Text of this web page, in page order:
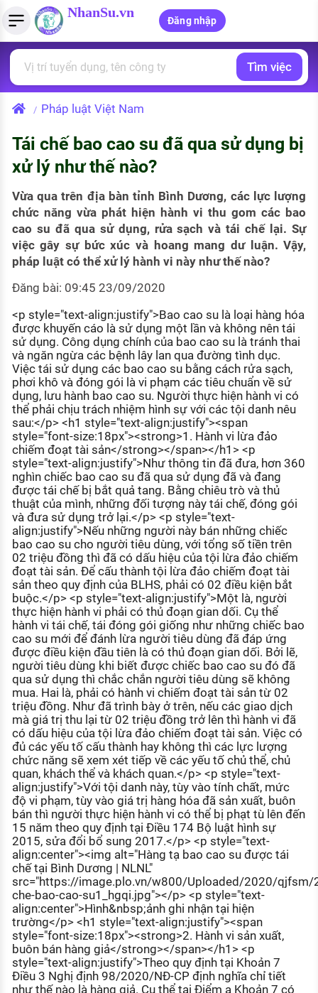
NhanSu.vn
Đăng nhập
Tìm việc làm
Việc làm ngành luật
Việc làm lương cao
Việc làm tốt nhất
CÔNG TY
Danh sách nhà tuyển dụng
Nhà tuyển dụng hàng đầu
Quản lý CV
Tải CV lên
Tạo CV trực tuyến
Mẫu CV đơn giản
Mẫu CV hiện đại
Tính lương Gross - Net
Tính thuế thu nhập cá nhân
Tính trợ cấp thất nghiệp
PHÁP LUẬT VIỆT NAM
Văn bản pháp luật
PHÁP LUẬT LAO ĐỘNG
Lao động và tiền lương
Bảo hiểm và phúc lợi
Thuế thu nhập
Hồ sơ biểu mẫu
KHÁM PHÁ NGHỀ NGHIỆP
Tử vi nghề nghiệp
Kỹ năng nghề nghiệp
HƯỚNG NGHIỆP VIỆC LÀM
Đặc trưng từng nghề
Xu hướng việc làm
XÂY DỰNG VÀ PHÁT TRIỂN ĐỘI NGŨ
NHÂN SỰ
TUYỂN DỤNG VIỆC LÀM
Tìm việc
/ Pháp luật Việt Nam
Tái chế bao cao su đã qua sử dụng bị
xử lý như thế nào?
Vừa qua trên địa bàn tỉnh Bình Dương, các lực lượng
chức năng vừa phát hiện hành vi thu gom các bao
cao su đã qua sử dụng, rửa sạch và tái chế lại. Sự
việc gây sự bức xúc và hoang mang dư luận. Vậy,
pháp luật có thể xử lý hành vi này như thế nào?
Đăng bài: 09:45 23/09/2020
<p style="text-align:justify">Bao cao su là loại hàng hóa
được khuyến cáo là sử dụng một lần và không nên tái
sử dụng. Công dụng chính của bao cao su là tránh thai
và ngăn ngừa các bệnh lây lan qua đường tình dục.
Việc tái sử dụng các bao cao su bằng cách rửa sạch,
phơi khô và đóng gói là vi phạm các tiêu chuẩn về sử
dụng, lưu hành bao cao su. Người thực hiện hành vi có
thể phải chịu trách nhiệm hình sự với các tội danh nêu
sau:</p> <h1 style="text-align:justify"><span
style="font-size:18px"><strong>1. Hành vi lừa đảo
chiếm đoạt tài sản</strong></span></h1> <p
style="text-align:justify">Như thông tin đã đưa, hơn 360
nghìn chiếc bao cao su đã qua sử dụng đã và đang
được tái chế bị bắt quả tang. Bằng chiêu trò và thủ
thuật của mình, những đối tượng này tái chế, đóng gói
và đưa sử dụng trở lại.</p> <p style="text-
align:justify">Nếu những người này bán những chiếc
bao cao su cho người tiêu dùng, với tổng số tiền trên
02 triệu đồng thì đã có dấu hiệu của tội lừa đảo chiếm
đoạt tài sản. Để cấu thành tội lừa đảo chiếm đoạt tài
sản theo quy định của BLHS, phải có 02 điều kiện bắt
buộc.</p> <p style="text-align:justify">Một là, người
thực hiện hành vi phải có thủ đoạn gian dối. Cụ thể
hành vi tái chế, tái đóng gói giống như những chiếc bao
cao su mới để đánh lừa người tiêu dùng đã đáp ứng
được điều kiện đầu tiên là có thủ đoạn gian dối. Bởi lẽ,
người tiêu dùng khi biết được chiếc bao cao su đó đã
qua sử dụng thì chắc chắn người tiêu dùng sẽ không
mua. Hai là, phải có hành vi chiếm đoạt tài sản từ 02
triệu đồng. Như đã trình bày ở trên, nếu các giao dịch
mà giá trị thu lại từ 02 triệu đồng trở lên thì hành vi đã
có dấu hiệu của tội lừa đảo chiếm đoạt tài sản. Việc có
đủ các yếu tố cấu thành hay không thì các lực lượng
chức năng sẽ xem xét tiếp về các yếu tố chủ thể, chủ
quan, khách thể và khách quan.</p> <p style="text-
align:justify">Với tội danh này, tùy vào tính chất, mức
độ vi phạm, tùy vào giá trị hàng hóa đã sản xuất, buôn
bán thì người thực hiện hành vi có thể bị phạt tù lên đến
15 năm theo quy định tại Điều 174 Bộ luật hình sự
2015, sửa đổi bổ sung 2017.</p> <p style="text-
align:center"><img alt="Hàng tạ bao cao su được tái
chế tại Bình Dương | NLNL"
src="https://image.plo.vn/w800/Uploaded/2020/qjfsm/
che-bao-cao-su1_hgqi.jpg"></p> <p style="text-
align:center">Hình&nbsp;ảnh ghi nhận tại hiện
trường</p> <h1 style="text-align:justify"><span
style="font-size:18px"><strong>2. Hành vi sản xuất,
buôn bán hàng giả</strong></span></h1> <p
style="text-align:justify">Theo quy định tại Khoản 7
Điều 3 Nghị định 98/2020/NĐ-CP định nghĩa chỉ tiết
như thế nào là hàng giả. Cụ thể tại Điểm a Khoản 7 có